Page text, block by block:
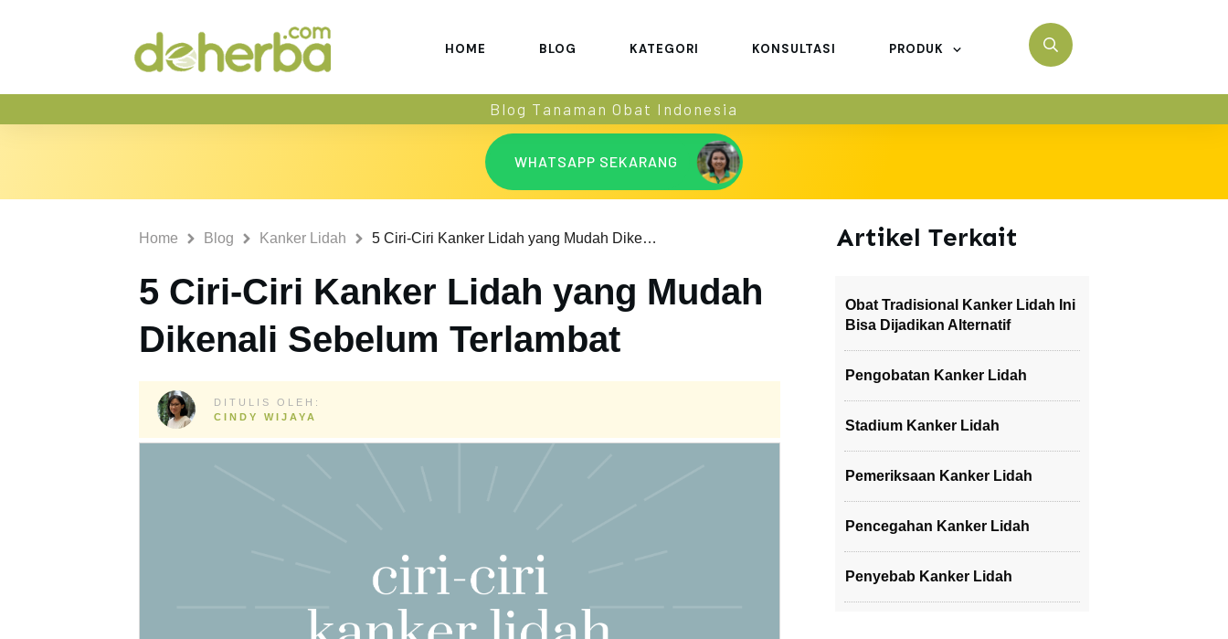
HOME BLOG KATEGORI KONSULTASI PRODUK
Blog Tanaman Obat Indonesia
WHATSAPP SEKARANG
Home Blog Kanker Lidah 5 Ciri-Ciri Kanker Lidah yang Mudah Dikenali Sebelum Terlambat
5 Ciri-Ciri Kanker Lidah yang Mudah
Dikenali Sebelum Terlambat
DITULIS OLEH:
CINDY WIJAYA
Artikel Terkait
Obat Tradisional Kanker Lidah Ini
Bisa Dijadikan Alternatif
Pengobatan Kanker Lidah
Stadium Kanker Lidah
Pemeriksaan Kanker Lidah
Pencegahan Kanker Lidah
Penyebab Kanker Lidah